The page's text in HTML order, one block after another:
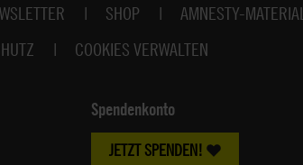
SHOP AMNESTY-MATERIAL
COOKIES VERWALTEN
Spendenkonto
JETZT SPENDEN!